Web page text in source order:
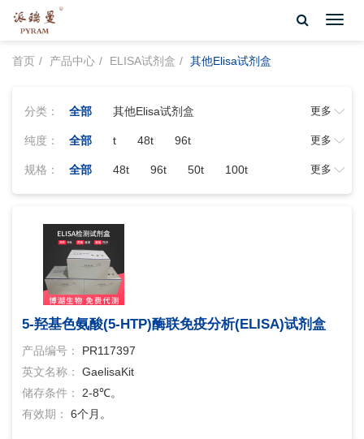
首页
产品中心 ELISA试剂盒 其他Elisa试剂盒
分类： 全部 其他Elisa试剂盒 更多
纯度： 全部 t 48t 96t 更多
规格： 全部 48t 96t 50t 100t 更多
5-羟基色氨酸(5-HTP)酶联免疫分析(ELISA)试剂盒
产品编号：
PR117397
英文名称：
GaelisaKit
储存条件：
2-8℃。
有效期：
6个月。